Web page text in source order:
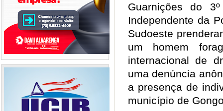
Guarnições do
Independente da
Sudoeste
um homem
internacional de
uma denúncia
a presença de
município de